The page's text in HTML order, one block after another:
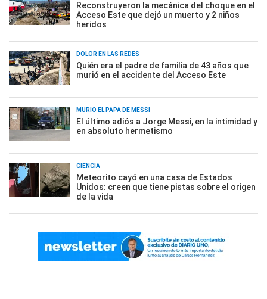
Reconstruyeron la mecánica del choque en el
Acceso Este que dejó un muerto y 2 niños
heridos
DOLOR EN LAS REDES
Quién era el padre de familia de 43 años que
murió en el accidente del Acceso Este
MURIÓ EL PAPÁ DE MESSI
El último adiós a Jorge Messi, en la intimidad y
en absoluto hermetismo
CIENCIA
Meteorito cayó en una casa de Estados
Unidos: creen que tiene pistas sobre el origen
de la vida